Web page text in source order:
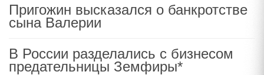
Пригожин высказался о банкротстве
сына Валерии
В России разделались с бизнесом
предательницы Земфиры*